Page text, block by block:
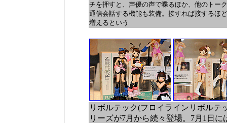
チを押すと、声優の声で喋るほか、他のトー
通信会話する機能も装備。接すれば接するほ
増えるという
リボルテック(フロイラインリボルテ
リーズが7月から続々登場。7月1日